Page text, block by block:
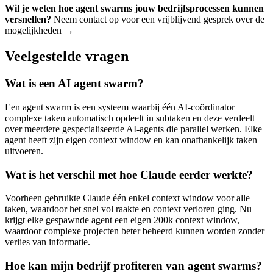
Wil je weten hoe agent swarms jouw bedrijfsprocessen kunnen
versnellen? Neem contact op voor een vrijblijvend gesprek over de
mogelijkheden →
Veelgestelde vragen
Wat is een AI agent swarm?
Een agent swarm is een systeem waarbij één AI-coördinator
complexe taken automatisch opdeelt in subtaken en deze verdeelt
over meerdere gespecialiseerde AI-agents die parallel werken. Elke
agent heeft zijn eigen context window en kan onafhankelijk taken
uitvoeren.
Wat is het verschil met hoe Claude eerder werkte?
Voorheen gebruikte Claude één enkel context window voor alle
taken, waardoor het snel vol raakte en context verloren ging. Nu
krijgt elke gespawnde agent een eigen 200k context window,
waardoor complexe projecten beter beheerd kunnen worden zonder
verlies van informatie.
Hoe kan mijn bedrijf profiteren van agent swarms?